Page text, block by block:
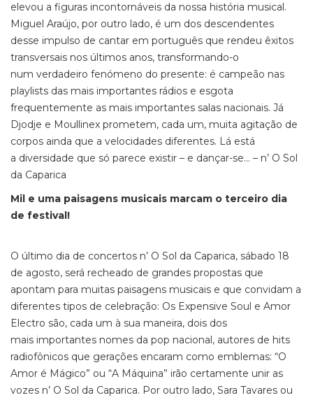
elevou a figuras incontornáveis da nossa história musical.
Miguel Araújo, por outro lado, é um dos descendentes
desse impulso de cantar em português que rendeu êxitos
transversais nos últimos anos, transformando-o
num verdadeiro fenómeno do presente: é campeão nas
playlists das mais importantes rádios e esgota
frequentemente as mais importantes salas nacionais. Já
Djodje e Moullinex prometem, cada um, muita agitação de
corpos ainda que a velocidades diferentes. Lá está
a diversidade que só parece existir – e dançar-se... – n’ O Sol
da Caparica
Mil e uma paisagens musicais marcam o terceiro dia
de festival!
O último dia de concertos n’ O Sol da Caparica, sábado 18
de agosto, será recheado de grandes propostas que
apontam para muitas paisagens musicais e que convidam a
diferentes tipos de celebração: Os Expensive Soul e Amor
Electro são, cada um à sua maneira, dois dos
mais importantes nomes da pop nacional, autores de hits
radiofônicos que gerações encaram como emblemas: “O
Amor é Mágico” ou “A Máquina” irão certamente unir as
vozes n’ O Sol da Caparica. Por outro lado, Sara Tavares ou